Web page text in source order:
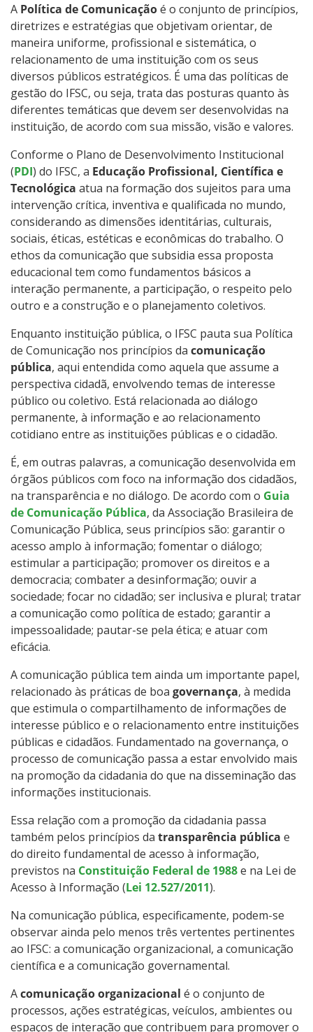
A Política de Comunicaçãoé o conjunto de princípios,
diretrizes e estratégias que objetivam orientar, de
maneira uniforme, profissional e sistemática, o
relacionamento de uma instituição com os seus
diversos públicos estratégicos. É uma das políticas de
gestão do IFSC, ou seja, trata das posturas quanto às
diferentes temáticas que devem ser desenvolvidas na
instituição, de acordo com sua missão, visão e valores.
Conforme o Plano de Desenvolvimento Institucional
(PDI) do IFSC, a Educação Profissional, Científica e
Tecnológica atua na formação dos sujeitos para uma
intervenção crítica, inventiva e qualificada no mundo,
considerando as dimensões identitárias, culturais,
sociais, éticas, estéticas e econômicas do trabalho. O
ethos da comunicação que subsidia essa proposta
educacional tem como fundamentos básicos a
interação permanente, a participação, o respeito pelo
outro e a construção e o planejamento coletivos.
Enquanto instituição pública, o IFSC pauta sua Política
de Comunicação nos princípios da comunicação
pública, aqui entendida como aquela que assume a
perspectiva cidadã, envolvendo temas de interesse
público ou coletivo. Está relacionada ao diálogo
permanente, à informação e ao relacionamento
cotidiano entre as instituições públicas e o cidadão.
É, em outras palavras, a comunicação desenvolvida em
órgãos públicos com foco na informação dos cidadãos,
na transparência e no diálogo. De acordo com o Guia
de Comunicação Pública, da Associação Brasileira de
Comunicação Pública, seus princípios são: garantir o
acesso amplo à informação; fomentar o diálogo;
estimular a participação; promover os direitos e a
democracia; combater a desinformação; ouvir a
sociedade; focar no cidadão; ser inclusiva e plural; tratar
a comunicação como política de estado; garantir a
impessoalidade; pautar-se pela ética; e atuar com
eficácia.
A comunicação pública tem ainda um importante papel,
relacionado às práticas de boa governança, à medida
que estimula o compartilhamento de informações de
interesse público e o relacionamento entre instituições
públicas e cidadãos. Fundamentado na governança, o
processo de comunicação passa a estar envolvido mais
na promoção da cidadania do que na disseminação das
informações institucionais.
Essa relação com a promoção da cidadania passa
também pelos princípios da transparência pública e
do direito fundamental de acesso à informação,
previstos na Constituição Federal de 1988e na Lei de
Acesso à Informação (Lei 12.527/2011).
Na comunicação pública, especificamente, podem-se
observar ainda pelo menos três vertentes pertinentes
ao IFSC: a comunicação organizacional, a comunicação
científica e a comunicação governamental.
Acomunicação organizacional é o conjunto de
processos, ações estratégicas, veículos, ambientes ou
espaços de interação que contribuem para promover o